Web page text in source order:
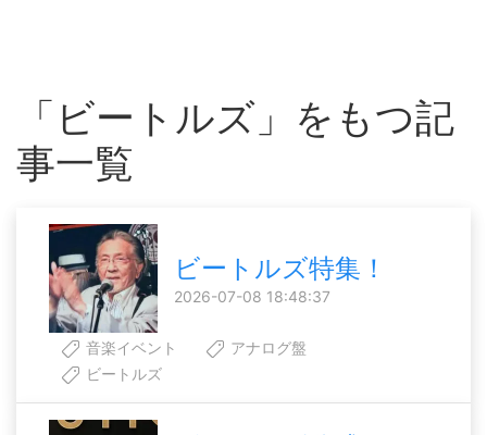
「ビートルズ」をもつ記
事一覧
ビートルズ特集！
2026-07-08 18:48:37
音楽イベント
アナログ盤
ビートルズ